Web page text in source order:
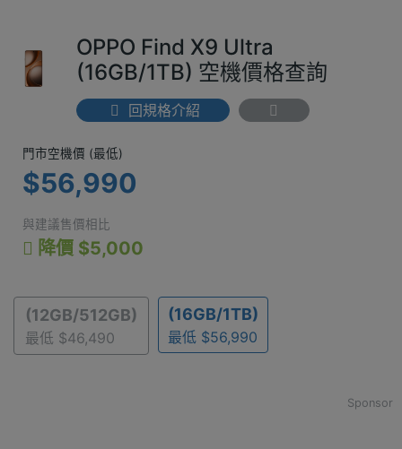
OPPO Find X9 Ultra
(16GB/1TB) 空機價格查詢
回規格介紹
門市空機價 (最低) $56,990
門市空機價 (最低)
$56,990
與建議售價相比
降價 $5,000
(12GB/512GB)
最低 $46,490
(16GB/1TB)
最低 $56,990
Sponsor